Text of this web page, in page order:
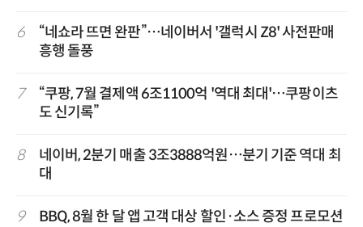
6
“네쇼라 뜨면 완판”…네이버서 '갤럭시 Z8' 사전판매
흥행 돌풍
7
“쿠팡, 7월 결제액 6조1100억 '역대 최대'…쿠팡이츠
도 신기록”
8
네이버, 2분기 매출 3조3888억원…분기 기준 역대 최
대
9 BBQ, 8월 한 달 앱 고객 대상 할인·소스 증정 프로모션